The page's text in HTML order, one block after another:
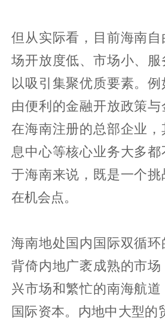
但从实际看，目前海南
场开放度低、市场小、
以吸引集聚优质要素。
由便利的金融开放政策
在海南注册的总部企业
息中心等核心业务大多
于海南来说，既是一个
在机会点。
海南地处国内国际双循环
背倚内地广袤成熟的市
兴市场和繁忙的南海航
国际资本。内地中大型的